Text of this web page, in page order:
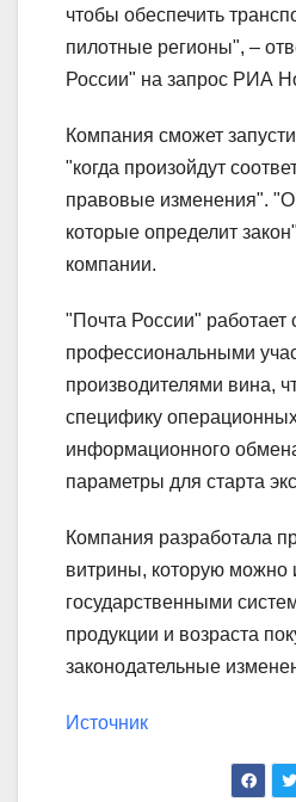
чтобы обеспечить
пилотные регионы", –
России" на запрос РИА
Компания сможет
"когда произойдут
правовые изменения".
которые определит
компании.
"Почта России" работает
профессиональными
производителями вина,
специфику
информационного
параметры для старта
Компания разработала
витрины, которую можно
государственными
продукции и возраста
законодательные
Источник